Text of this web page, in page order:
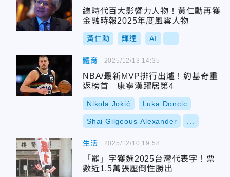
繼時代百大影響力人物！黃仁勳再獲
金融時報2025年度風雲人物
黃仁勳 輝達 AI
體育
NBA/最新MVP排行出爐！約基奇重
返榜首 康寧漢躍居第4
Nikola Jokić Luka Doncic
Shai Gilgeous-Alexander
2025/12/13 14:35
生活
「罷」字獲選2025台灣代表字！票
數近1.5萬張壓倒性勝出
2025/12/10 19:58